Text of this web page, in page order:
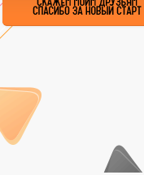
YOU-PS.Ru